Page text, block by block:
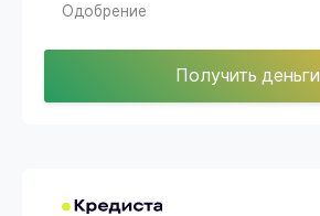
Одобрение
Получить деньги